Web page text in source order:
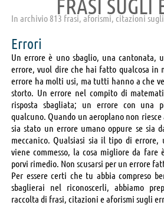
FRASI SUGLI
In archivio 813 frasi, aforismi, citazioni
Errori
Un errore è uno sbaglio, una cantonata,
errore, vuol dire che hai fatto qualcosa in
errore ha molti usi, ma tutti hanno a che
storto. Un errore nel compito di
risposta sbagliata; un errore con una
qualcuno. Quando un aeroplano non riesce
sia stato un errore umano oppure se sia
meccanico. Qualsiasi sia il tipo di errore,
viene commesso, la cosa migliore da fare
porvi rimedio. Non scusarsi per un errore
Per essere certi che tu abbia compreso
sbaglierai nel riconoscerli, abbiamo
raccolta di frasi, citazioni e aforismi sugli